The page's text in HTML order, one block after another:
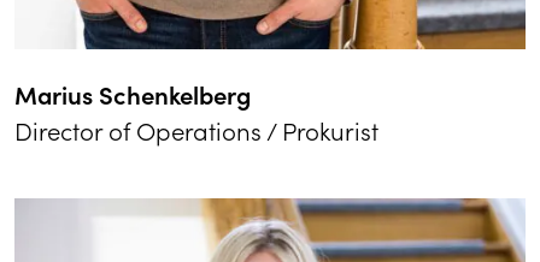
Marius Schenkelberg
Director of Operations / Prokurist